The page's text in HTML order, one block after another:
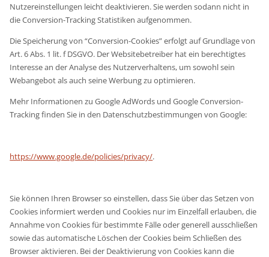
Nutzereinstellungen leicht deaktivieren. Sie werden sodann nicht in
die Conversion-Tracking Statistiken aufgenommen.
Die Speicherung von “Conversion-Cookies” erfolgt auf Grundlage von
Art. 6 Abs. 1 lit. f DSGVO. Der Websitebetreiber hat ein berechtigtes
Interesse an der Analyse des Nutzerverhaltens, um sowohl sein
Webangebot als auch seine Werbung zu optimieren.
Mehr Informationen zu Google AdWords und Google Conversion-
Tracking finden Sie in den Datenschutzbestimmungen von Google:
https://www.google.de/policies/privacy/.
Sie können Ihren Browser so einstellen, dass Sie über das Setzen von
Cookies informiert werden und Cookies nur im Einzelfall erlauben, die
Annahme von Cookies für bestimmte Fälle oder generell ausschließen
sowie das automatische Löschen der Cookies beim Schließen des
Browser aktivieren. Bei der Deaktivierung von Cookies kann die